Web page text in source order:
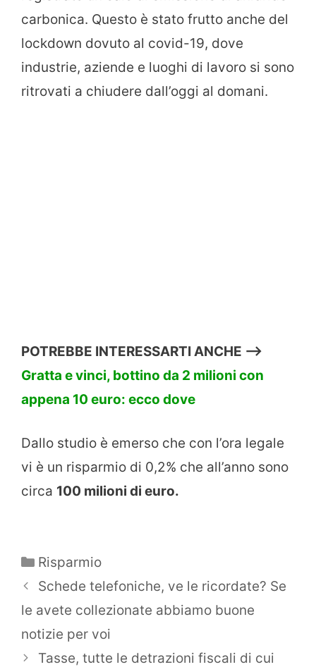
carbonica. Questo è stato frutto anche del
lockdown dovuto al covid-19, dove
industrie, aziende e luoghi di lavoro si sono
ritrovati a chiudere dall’oggi al domani.
POTREBBE INTERESSARTI ANCHE —>
Gratta e vinci, bottino da 2 milioni con
appena 10 euro: ecco dove
Dallo studio è emerso che con l’ora legale
vi è un risparmio di 0,2% che all’anno sono
circa 100 milioni di euro.
Categorie
Risparmio
Schede telefoniche, ve le ricordate? Se
le avete collezionate abbiamo buone
notizie per voi
Tasse, tutte le detrazioni fiscali di cui